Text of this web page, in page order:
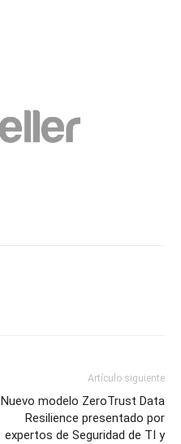
Artículo siguiente
Nuevo modelo ZeroTrust Data
Resilience presentado por
expertos de Seguridad de TI y